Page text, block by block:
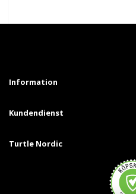
Information
Kundendienst
Turtle Nordic